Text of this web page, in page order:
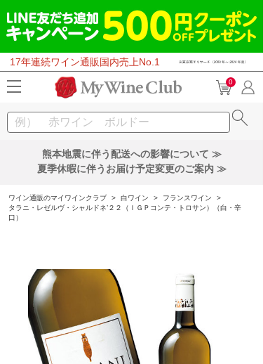
17年連続ワイン通販国内売上No.1
0
熊本地震に伴う配送への影響について ≫
夏季休暇に伴うお届け予定変更のご案内 ≫
ワイン通販のマイワインクラブ > 白ワイン > フランスワイン
>
タラニ・レゼルヴ・シャルドネ’２２（ＩＧＰコンテ・トロサン）（白・辛
口）